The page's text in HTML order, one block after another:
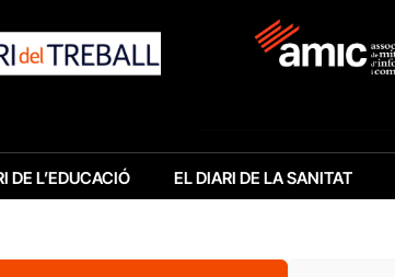
DE L’EDUCACIÓ EL DIARI DE LA SANITAT